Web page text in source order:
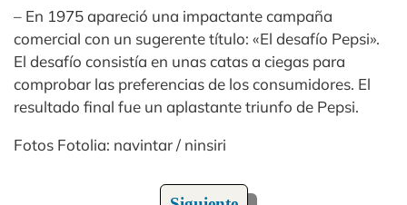
– En 1975 apareció una impactante campaña
comercial con un sugerente título: «El desafío Pepsi».
El desafío consistía en unas catas a ciegas para
comprobar las preferencias de los consumidores. El
resultado final fue un aplastante triunfo de Pepsi.
Fotos Fotolia: navintar / ninsiri